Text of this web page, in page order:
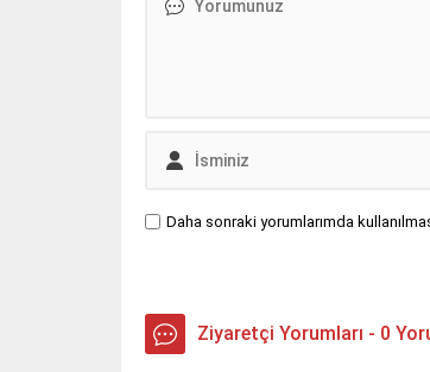
Daha sonraki yorumlarımda
Ziyaretçi Yorumları - 0